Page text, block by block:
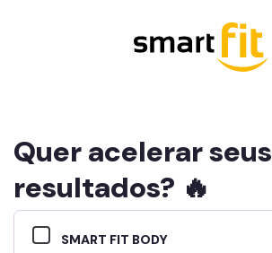
Quer acelerar seus
resultados? 🔥
SMART FIT BODY